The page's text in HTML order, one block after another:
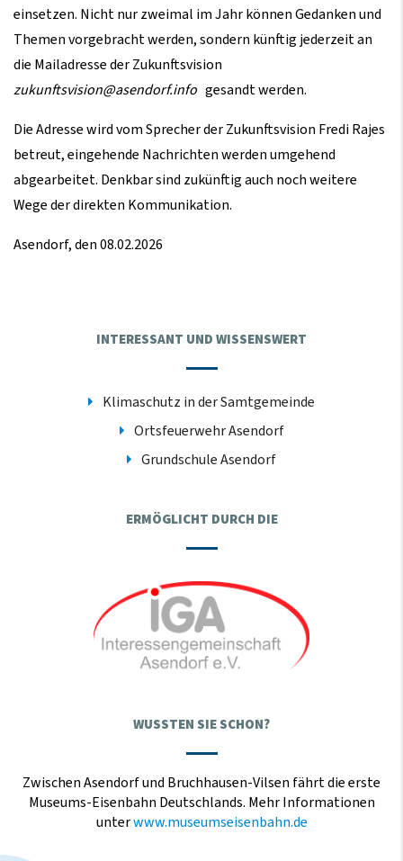
einsetzen. Nicht nur zweimal im Jahr können Gedanken und
Themen vorgebracht werden, sondern künftig jederzeit an
die Mailadresse der Zukunftsvision
zukunftsvision@asendorf.info gesandt werden.
Die Adresse wird vom Sprecher der Zukunftsvision Fredi Rajes
betreut, eingehende Nachrichten werden umgehend
abgearbeitet. Denkbar sind zukünftig auch noch weitere
Wege der direkten Kommunikation.
Asendorf, den 08.02.2026
INTERESSANT UND WISSENSWERT
Klimaschutz in der Samtgemeinde
Ortsfeuerwehr Asendorf
Grundschule Asendorf
ERMÖGLICHT DURCH DIE
WUSSTEN SIE SCHON?
Zwischen Asendorf und Bruchhausen-Vilsen fährt die erste
Museums-Eisenbahn Deutschlands. Mehr Informationen
unterwww.museumseisenbahn.de